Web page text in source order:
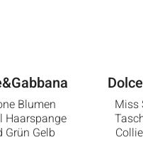
Blumen
Haarspange
Grün Gelb
Miss